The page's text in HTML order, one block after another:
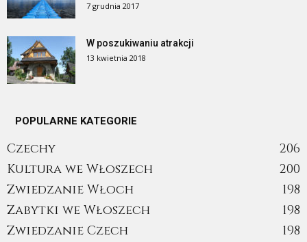
7 grudnia 2017
W poszukiwaniu atrakcji
13 kwietnia 2018
POPULARNE KATEGORIE
Czechy
206
Kultura we Włoszech
200
Zwiedzanie Włoch
198
Zabytki we Włoszech
198
Zwiedzanie Czech
198